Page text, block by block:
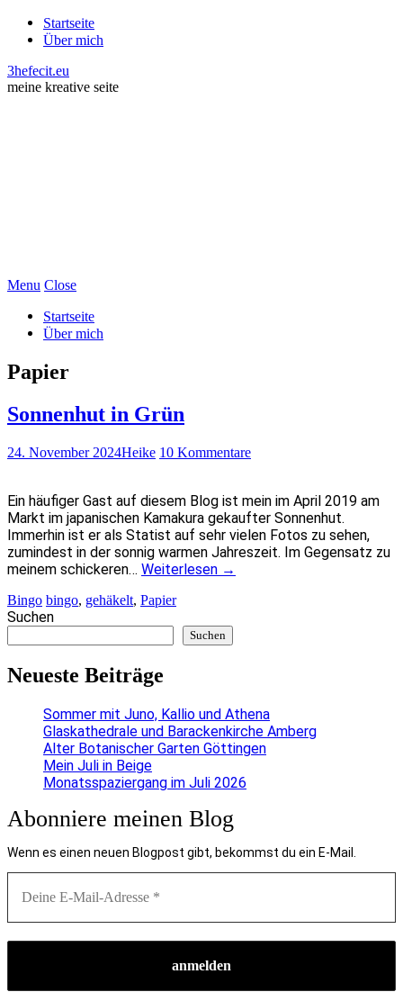
Startseite
Über mich
3hefecit.eu
meine kreative seite
Menu Close
Startseite
Über mich
Papier
Sonnenhut in Grün
24. November 2024Heike 10 Kommentare
Ein häufiger Gast auf diesem Blog ist mein im April 2019 am
Markt im japanischen Kamakura gekaufter Sonnenhut.
Immerhin ist er als Statist auf sehr vielen Fotos zu sehen,
zumindest in der sonnig warmen Jahreszeit. Im Gegensatz zu
meinem schickeren… Weiterlesen →
Bingo bingo, gehäkelt, Papier
Suchen
Suchen
Neueste Beiträge
Sommer mit Juno, Kallio und Athena
Glaskathedrale und Barackenkirche Amberg
Alter Botanischer Garten Göttingen
Mein Juli in Beige
Monatsspaziergang im Juli 2026
Abonniere meinen Blog
Wenn es einen neuen Blogpost gibt, bekommst du ein E-Mail.